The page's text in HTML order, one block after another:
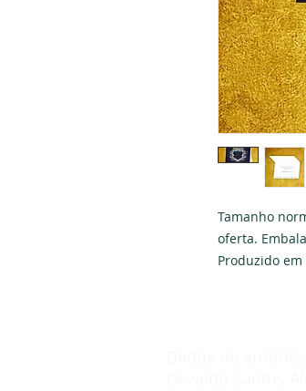
Tamanho
oferta.
Produzido em